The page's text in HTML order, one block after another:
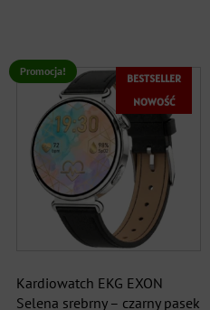
Promocja!
Kardiowatch EKG EXON
Selena srebrny – czarny pasek
BESTSELLER
NOWOŚĆ